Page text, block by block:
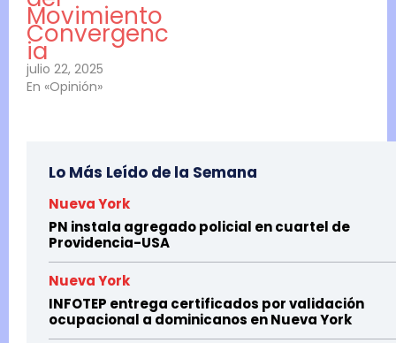
Movimiento
Convergenc
ia
julio 22, 2025
En «Opinión»
Lo Más Leído de la Semana
Nueva York
PN instala agregado policial en cuartel de
Providencia-USA
Nueva York
INFOTEP entrega certificados por validación
ocupacional a dominicanos en Nueva York